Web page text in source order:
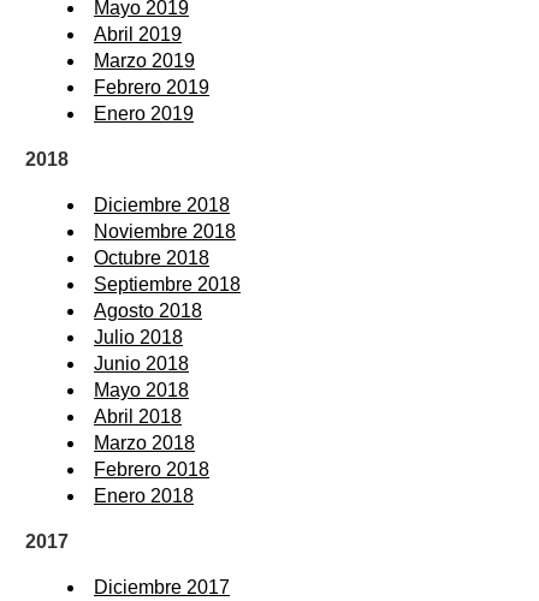
Mayo 2019
Abril 2019
Marzo 2019
Febrero 2019
Enero 2019
2018
Diciembre 2018
Noviembre 2018
Octubre 2018
Septiembre 2018
Agosto 2018
Julio 2018
Junio 2018
Mayo 2018
Abril 2018
Marzo 2018
Febrero 2018
Enero 2018
2017
Diciembre 2017